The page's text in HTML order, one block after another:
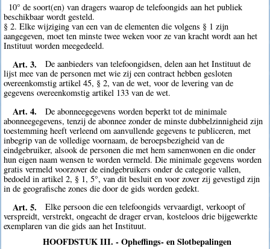
10° de soort(en) van dragers waarop de telefoongids aan het publiek
beschikbaar wordt gesteld.
§ 2. Elke wijziging van een van de elementen die volgens § 1 zijn
aangegeven, moet ten minste twee weken voor ze van kracht wordt aan het
Instituut worden meegedeeld.
Art. 3.
De aanbieders van telefoongidsen, delen aan het Instituut de
lijst mee van de personen met wie zij een contract hebben gesloten
overeenkomstig artikel 45, § 2, van de wet, voor de levering van de
gegevens overeenkomstig artikel 133 van de wet.
Art. 4.
De abonneegegevens worden beperkt tot de minimale
abonneegegevens, tenzij de abonnee zonder de minste dubbelzinnigheid zijn
toestemming heeft verleend om aanvullende gegevens te publiceren, met
inbegrip van de volledige voornaam, de beroepsbezigheid van de
eindgebruiker, alsook de personen die met hem samenwonen en die onder
hun eigen naam wensen te worden vermeld. Die minimale gegevens worden
gratis vermeld voorzover de eindgebruikers onder de categorie vallen,
bedoeld in artikel 2, § 1, 5°, van dit besluit en voor zover zij gevestigd zijn
in de geografische zones die door de gids worden gedekt.
Art. 5.
Elke persoon die een telefoongids vervaardigt, verkoopt of
verspreidt, verstrekt, ongeacht de drager ervan, kosteloos drie bijgewerkte
exemplaren van die gids aan het Instituut.
HOOFDSTUK III. - Opheffings- en Slotbepalingen